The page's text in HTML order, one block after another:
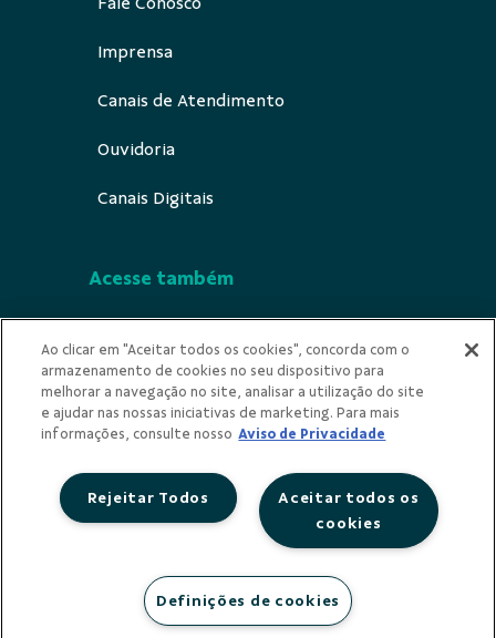
Imprensa
Canais de Atendimento
Ouvidoria
Canais Digitais
Acesse também
Indícios de Ilicitude
Privacidade
Ao clicar em "Aceitar todos os cookies", concorda com o
armazenamento de cookies no seu dispositivo para
melhorar a navegação no site, analisar a utilização do site
e ajudar nas nossas iniciativas de marketing. Para mais
informações, consulte nosso Aviso de Privacidade
Aceitar todos os
cookies
Rejeitar Todos
Definições de cookies